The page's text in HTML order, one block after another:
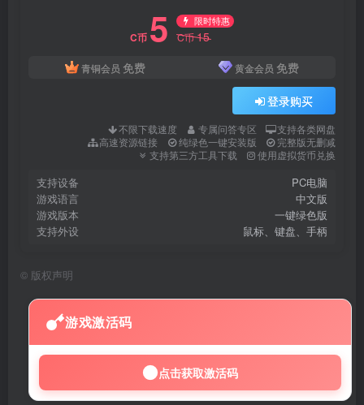
C币 5 限时特惠
C币15
青铜会员 免费 黄金会员 免费
登录购买
不限下载速度 专属问答专区
支持各类网盘
高速资源链接
纯绿色一键安装版
完整版无删减
支持第三方工具下载
使用虚拟货币兑换
支持设备
PC电脑
游戏语言
中文版
游戏版本
一键绿色版
支持外设
鼠标、键盘、手柄
© 版权声明
游戏激活码
点击获取激活码